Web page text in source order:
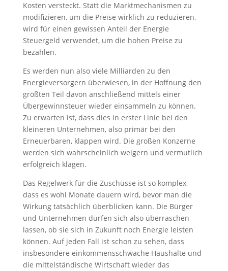
Kosten versteckt. Statt die Marktmechanismen zu
modifizieren, um die Preise wirklich zu reduzieren,
wird für einen gewissen Anteil der Energie
Steuergeld verwendet, um die hohen Preise zu
bezahlen.
Es werden nun also viele Milliarden zu den
Energieversorgern überwiesen, in der Hoffnung den
größten Teil davon anschließend mittels einer
Übergewinnsteuer wieder einsammeln zu können.
Zu erwarten ist, dass dies in erster Linie bei den
kleineren Unternehmen, also primär bei den
Erneuerbaren, klappen wird. Die großen Konzerne
werden sich wahrscheinlich weigern und vermutlich
erfolgreich klagen.
Das Regelwerk für die Zuschüsse ist so komplex,
dass es wohl Monate dauern wird, bevor man die
Wirkung tatsächlich überblicken kann. Die Bürger
und Unternehmen dürfen sich also überraschen
lassen, ob sie sich in Zukunft noch Energie leisten
können. Auf jeden Fall ist schon zu sehen, dass
insbesondere einkommensschwache Haushalte und
die mittelständische Wirtschaft wieder das